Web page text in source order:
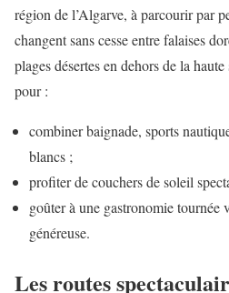
région de l’Algarve, à parcourir par
changent sans cesse entre falaises
plages désertes en dehors de la
pour :
combiner baignade, sports
blancs ;
profiter de couchers de soleil
goûter à une gastronomie tournée
généreuse.
Les routes